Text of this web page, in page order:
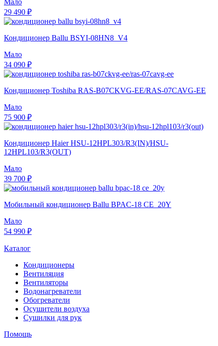
Мало
29 490 ₽
Кондиционер Ballu BSYI-08HN8_V4
Мало
34 090 ₽
Кондиционер Toshiba RAS-B07CKVG-EE/RAS-07CAVG-EE
Мало
75 900 ₽
Кондиционер Haier HSU-12HPL303/R3(IN)/HSU-
12HPL103/R3(OUT)
Мало
39 700 ₽
Мобильный кондиционер Ballu BPAC-18 CE_20Y
Мало
54 990 ₽
Каталог
Кондиционеры
Вентиляция
Вентиляторы
Водонагреватели
Обогреватели
Осушители воздуха
Сушилки для рук
Помощь